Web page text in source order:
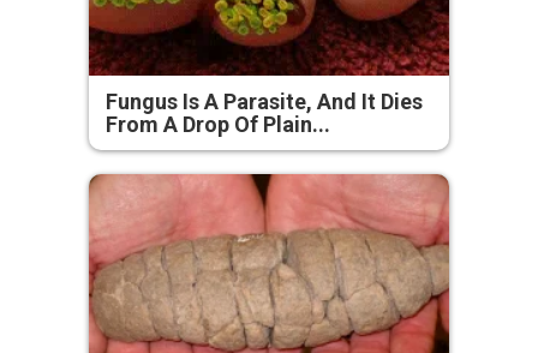
Fungus Is A Parasite, And It Dies
From A Drop Of Plain...